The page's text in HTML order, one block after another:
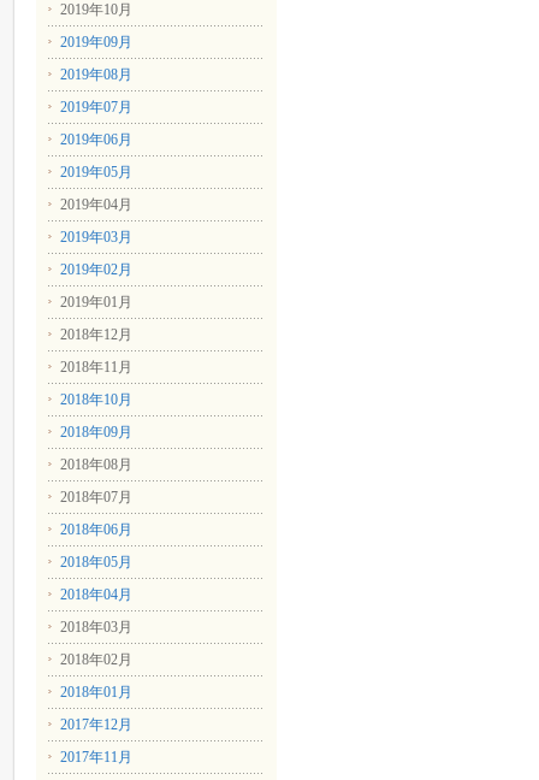
2019年10月
2019年09月
2019年08月
2019年07月
2019年06月
2019年05月
2019年04月
2019年03月
2019年02月
2019年01月
2018年12月
2018年11月
2018年10月
2018年09月
2018年08月
2018年07月
2018年06月
2018年05月
2018年04月
2018年03月
2018年02月
2018年01月
2017年12月
2017年11月